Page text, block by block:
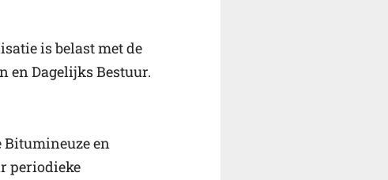
is belast met de
en Dagelijks Bestuur.
Bitumineuze en
periodieke